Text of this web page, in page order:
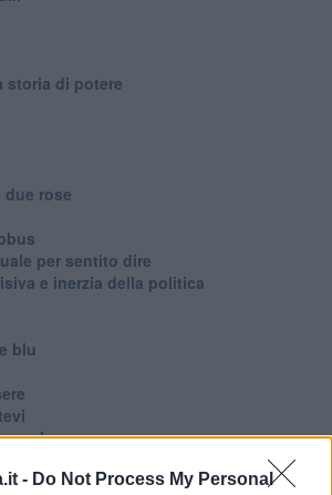
- Do Not Process My Personal
storia di potere
rose
per sentito dire
e inerzia della politica
blu